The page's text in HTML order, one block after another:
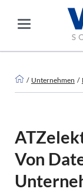
Unternehmen
Von